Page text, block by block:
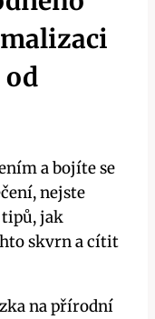
a bojíte se
nejste
jak
skvrn a cítit
na přírodní